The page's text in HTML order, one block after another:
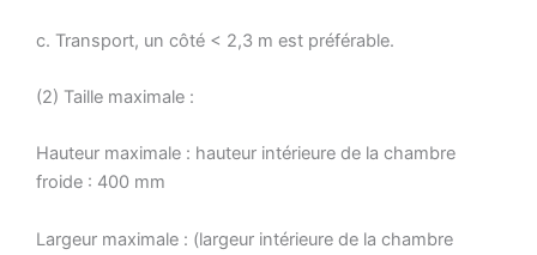
c. Transport, un côté < 2,3 m est préférable.
(2) Taille maximale :
Hauteur maximale : hauteur intérieure de la chambre
froide : 400 mm
Largeur maximale : (largeur intérieure de la chambre